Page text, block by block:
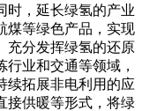
时，延长绿氢的产业
煤等绿色产品，实现
充分发挥绿氢的还原
业和交通等领域，
续拓展非电利用的应
接供暖等形式，将绿